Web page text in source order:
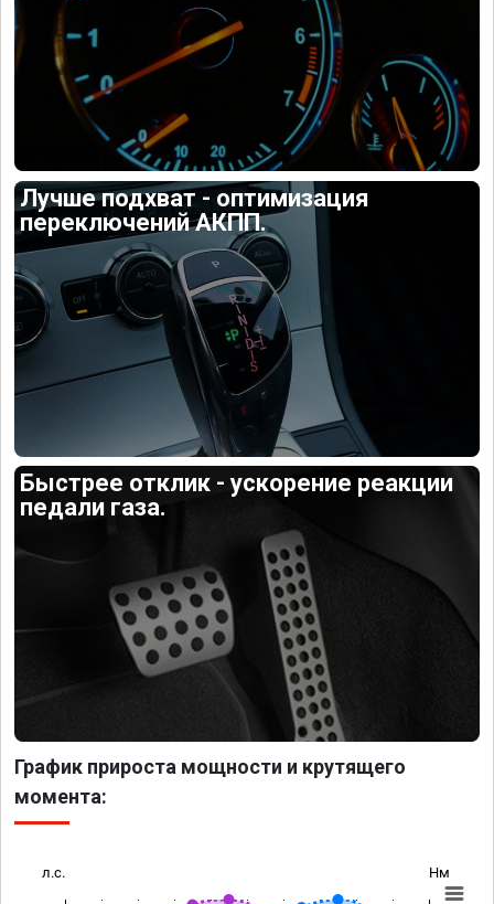
Лучше подхват - оптимизация
переключений АКПП.
Быстрее отклик - ускорение реакции
педали газа.
График прироста мощности и крутящего
момента:
л.с. Нм